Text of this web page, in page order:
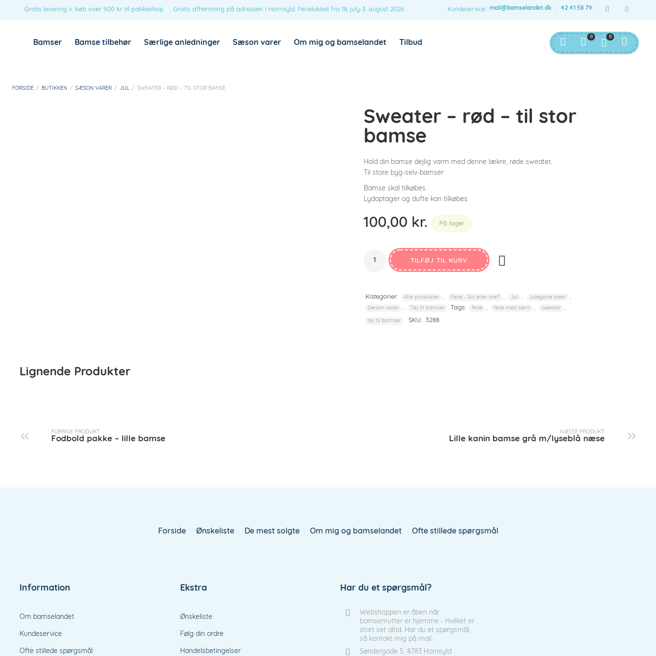
Kundeservice: mail@bamselandet.dk 42 41 58 79
Gratis levering v. køb over 500 kr til pakkeshop Gratis afhentning på adressen i Hornsyld. Ferielukket fra 18. july-3. august 2026
0
0
Et link til en side, hvor du kan oprette en ny
adgangskode, vil blive sendt til din e-
Dine personlige data vil blive anvendt til at understøtte din
brugeroplevelse på webshoppen, til at administrere adgang til
Bamser Bamse tilbehør Særlige anledninger Sæson varer Om mig og bamselandet Tilbud
FORSIDE / BUTIKKEN / SÆSON VARER / JUL / SWEATER – RØD – TIL STOR BAMSE
Sweater – rød – til stor
bamse
Hold din bamse dejlig varm med denne lækre, røde sweater.
Til store byg-selv-bamser
Bamse skal tilkøbes
Lydoptager og dufte kan tilkøbes
100,00 kr. På lager
TILFØJ TIL KURV
Kategorier: Alle produkter , Ferie - Sol eller sne? , Jul , Julegave ideer ,
Sæson varer , Tøj til bamser Tags: ferie , ferie med børn , sweater ,
tøj til bamser SKU: 3288
Lignende Produkter
FORRIGE PRODUKT
Fodbold pakke – lille bamse
NÆSTE PRODUKT
Lille kanin bamse grå m/lyseblå næse
Forside Ønskeliste De mest solgte Om mig og bamselandet Ofte stillede spørgsmål
Information
Om bamselandet
Kundeservice
Ofte stillede spørgsmål
Ekstra
Ønskeliste
Følg din ordre
Handelsbetingelser
Har du et spørgsmål?
Webshoppen er åben når
bamsemutter er hjemme - Hvilket er
stort set altid. Har du et spørgsmål,
så kontakt mig på mail.
Søndergade 5, 8783 Hornsyld